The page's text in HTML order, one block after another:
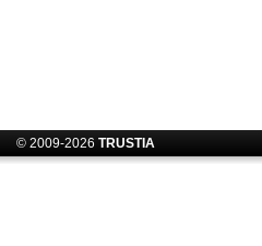
© 2009-2026 TRUSTIA